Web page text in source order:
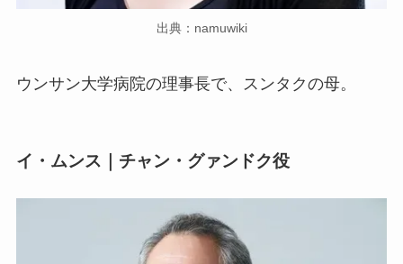
出典：namuwiki
ウンサン大学病院の理事長で、スンタクの母。
イ・ムンス｜チャン・グァンドク役